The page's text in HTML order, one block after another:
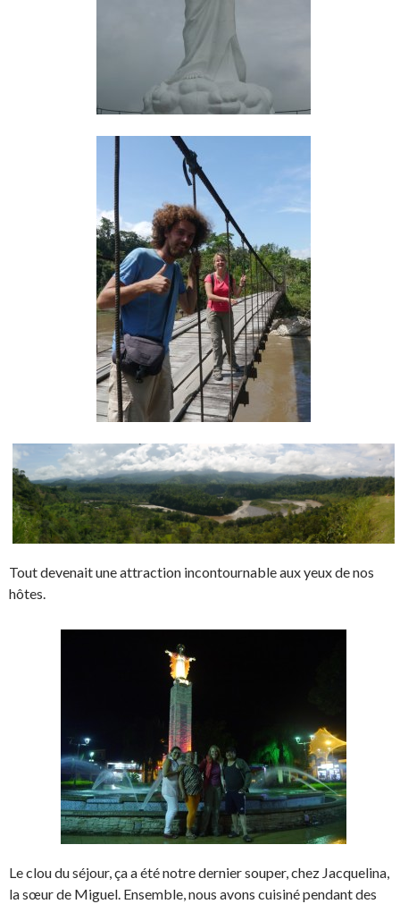
Tout devenait une attraction incontournable aux yeux de nos
hôtes.
Le clou du séjour, ça a été notre dernier souper, chez Jacquelina,
la sœur de Miguel. Ensemble, nous avons cuisiné pendant des